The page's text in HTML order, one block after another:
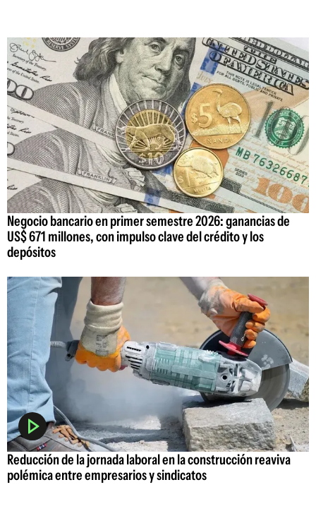
Negocio bancario en primer semestre 2026: ganancias de
US$ 671 millones, con impulso clave del crédito y los
depósitos
Reducción de la jornada laboral en la construcción reaviva
polémica entre empresarios y sindicatos